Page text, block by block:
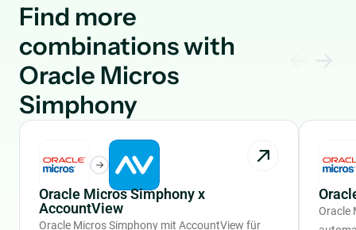
Find more
combinations with
Oracle Micros
Simphony
Oracle Micros Simphony x
AccountView
Oracle Micros Simphony mit AccountView für
Oracle